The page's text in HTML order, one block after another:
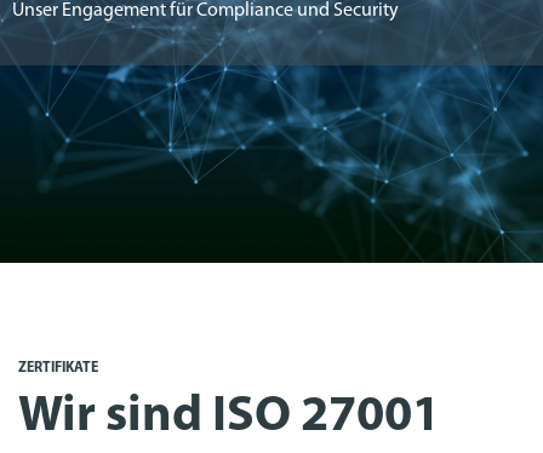
Unser Engagement für Compliance und Security
ZERTIFIKATE
Wir sind ISO 27001